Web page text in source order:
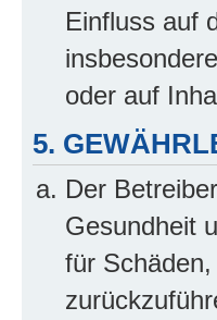
Einfluss auf
oder auf
5.
Der
Gesundheit
für